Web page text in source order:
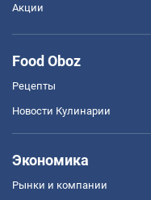
Акции
Food Oboz
Рецепты
Новости Кулинарии
Экономика
Рынки и компании